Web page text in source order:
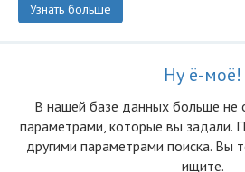
Узнать больше
Ну ё-моё!
В нашей базе данных больше не
параметрами, которые вы задали.
другими параметрами поиска. Вы
ищите.